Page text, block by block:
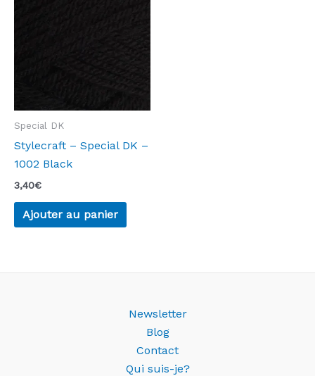
Special DK
Stylecraft – Special DK –
1002 Black
3,40€
Ajouter au panier
Newsletter
Blog
Contact
Qui suis-je?